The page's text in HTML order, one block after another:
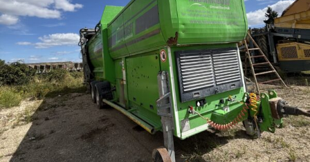
tambour